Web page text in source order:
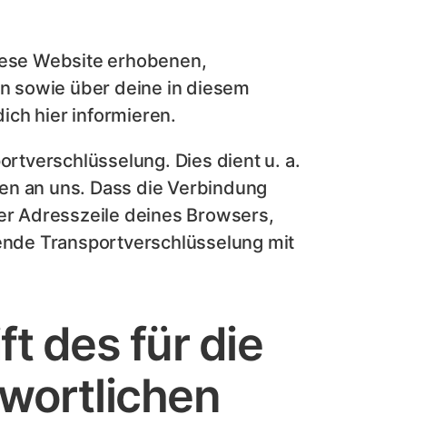
Website erhobenen,
sowie über deine in diesem
hier informieren.
Dies dient u. a.
an uns. Dass die Verbindung
Adresszeile deines Browsers,
Transportverschlüsselung mit
des für die